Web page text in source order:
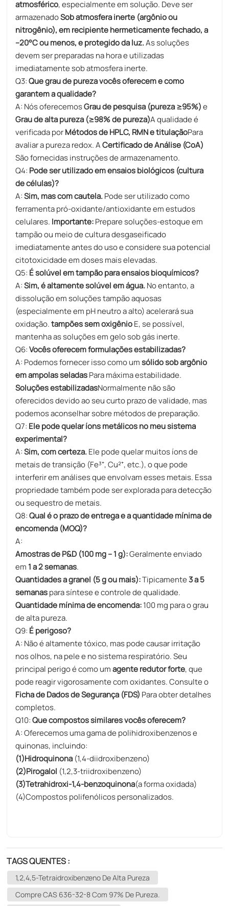
atmosférico, especialmente em solução. Deve ser
armazenadoSob atmosfera inerte (argônio ou
nitrogênio), em recipiente hermeticamente fechado, a
–20°C ou menos, e protegido da luz.As soluções
devem ser preparadas na hora e utilizadas
imediatamente sob atmosfera inerte.
Q3:Que grau de pureza vocês oferecem e como
garantem a qualidade?
A: Nós oferecemosGrau de pesquisa (pureza ≥95%)e
Grau de alta pureza (≥98% de pureza)A qualidade é
verificada porMétodos de HPLC, RMN e titulaçãoPara
avaliar a pureza redox. ACertificado de Análise (CoA)
São fornecidas instruções de armazenamento.
Q4: Pode ser utilizado em ensaios biológicos (cultura
de células)?
A:Sim, mas com cautela.Pode ser utilizado como
ferramenta pró-oxidante/antioxidante em estudos
celulares. Importante:Prepare soluções-estoque em
tampão ou meio de cultura desgaseificado
imediatamente antes do uso e considere sua potencial
citotoxicidade em doses mais elevadas.
Q5: É solúvel em tampão para ensaios bioquímicos?
A:Sim, é altamente solúvel em água.No entanto, a
dissolução em soluções tampão aquosas
(especialmente em pH neutro a alto) acelerará sua
oxidação.tampões sem oxigênioE, se possível,
mantenha as soluções em gelo sob gás inerte.
Q6:Vocês oferecem formulações estabilizadas?
A: Podemos fornecer isso como umsólido sob argônio
em ampolas seladasPara máxima estabilidade.
Soluções estabilizadasNormalmente não são
oferecidos devido ao seu curto prazo de validade, mas
podemos aconselhar sobre métodos de preparação.
Q7: Ele pode quelar íons metálicos no meu sistema
experimental?
A:Sim, com certeza.Ele pode quelar muitos íons de
metais de transição (Fe³⁺, Cu²⁺, etc.), o que pode
interferir em análises que envolvam esses metais. Essa
propriedade também pode ser explorada para detecção
ou sequestro de metais.
Q8:Qual é o prazo de entrega e a quantidade mínima de
encomenda (MOQ)?
A:
Amostras de P&D (100 mg – 1 g):Geralmente enviado
em 1 a 2 semanas.
Quantidades a granel (5 g ou mais):Tipicamente3 a 5
semanaspara síntese e controle de qualidade.
Quantidade mínima de encomenda:100 mg para o grau
de alta pureza.
Q9: É perigoso?
A: Não é altamente tóxico, mas pode causar irritação
nos olhos, na pele e no sistema respiratório. Seu
principal perigo é como umagente redutor forte, que
pode reagir vigorosamente com oxidantes. Consulte o
Ficha de Dados de Segurança (FDS) Para obter detalhes
completos.
Q10:Que compostos similares vocês oferecem?
A: Oferecemos uma gama de polihidroxibenzenos e
quinonas, incluindo:
(1)Hidroquinona(1,4-diidroxibenzeno)
(2)Pirogalol (1,2,3-triidroxibenzeno)
(3)Tetrahidroxi-1,4-benzoquinona(a forma oxidada)
(4)Compostos polifenólicos personalizados.
TAGS QUENTES :
1,2,4,5-Tetraidroxibenzeno De Alta Pureza
Compre CAS 636-32-8 Com 97% De Pureza.